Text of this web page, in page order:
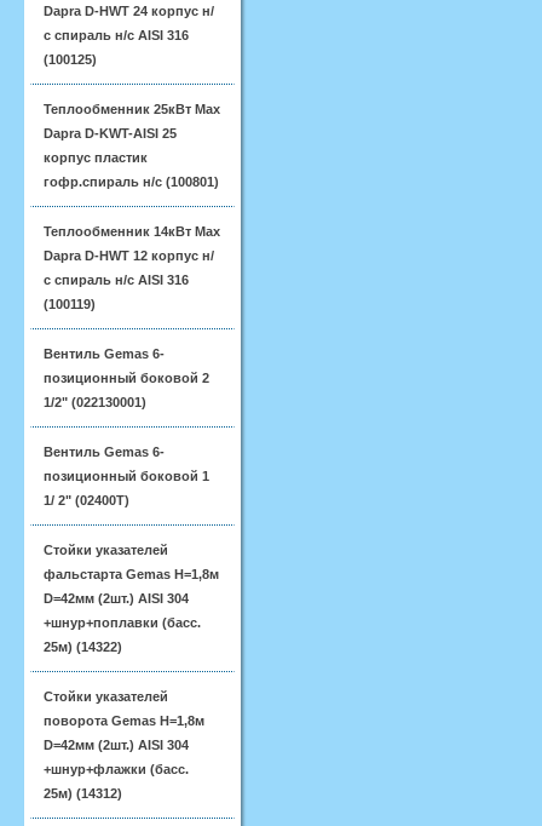
Dapra D-HWT 24 корпус н/
с спираль н/с AISI 316
(100125)
Теплообменник 25кВт Max
Dapra D-KWT-AISI 25
корпус пластик
гофр.спираль н/с (100801)
Теплообменник 14кВт Max
Dapra D-HWT 12 корпус н/
с спираль н/с AISI 316
(100119)
Вентиль Gemas 6-
позиционный боковой 2
1/2" (022130001)
Вентиль Gemas 6-
позиционный боковой 1
1/ 2" (02400T)
Стойки указателей
фальстарта Gemas H=1,8м
D=42мм (2шт.) AISI 304
+шнур+поплавки (басс.
25м) (14322)
Стойки указателей
поворота Gemas H=1,8м
D=42мм (2шт.) AISI 304
+шнур+флажки (басс.
25м) (14312)